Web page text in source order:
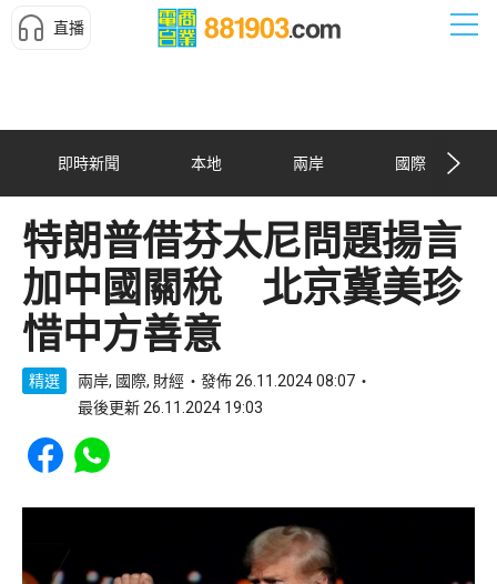
直播
即時新聞 本地 兩岸 國際
特朗普借芬太尼問題揚言
加中國關稅 北京冀美珍
惜中方善意
精選 兩岸, 國際, 財經
發佈 26.11.2024 08:07
最後更新 26.11.2024 19:03
Share to Facebook
Share to WhatsApp